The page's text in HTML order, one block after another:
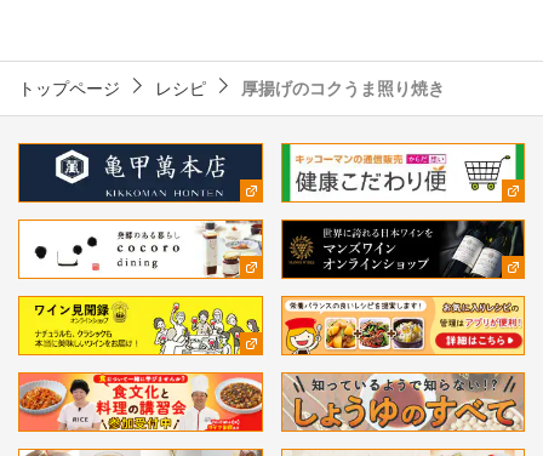
トップページ レシピ 厚揚げのコクうま照り焼き